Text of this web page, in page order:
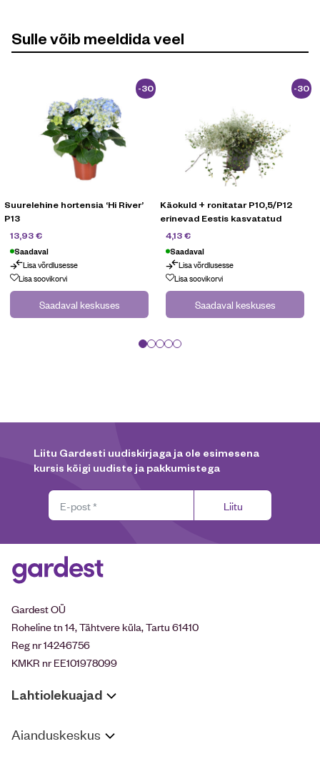
Sulle võib meeldida veel
-30
%
Suurelehine hortensia ‘Hi River’
P13
13,93€
Saadaval
Lisa võrdlusesse
Lisa soovikorvi
Saadaval keskuses
-30
%
Käokuld + ronitatar P10,5/P12
erinevad Eestis kasvatatud
4,13€
Saadaval
Lisa võrdlusesse
Lisa soovikorvi
Saadaval keskuses
Liitu Gardesti uudiskirjaga ja ole esimesena
kursis kõigi uudiste ja pakkumistega
Liitu
Gardest OÜ
Roheline tn 14, Tähtvere küla, Tartu 61410
Reg nr 14246756
KMKR nr EE101978099
Lahtiolekuajad
Aianduskeskus